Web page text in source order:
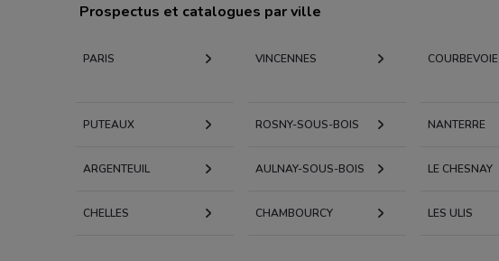
Prospectus et catalogues par ville
PARIS VINCENNES COURBEVOIE
PUTEAUX ROSNY-SOUS-BOIS NANTERRE
ARGENTEUIL AULNAY-SOUS-BOIS LE CHESNAY
CHELLES CHAMBOURCY LES ULIS